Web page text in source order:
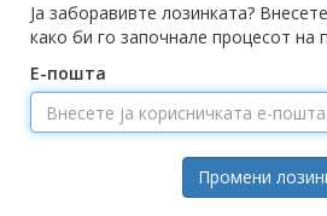
Ја заборавивте лозинката?
како би го започнале процесот на
Е-пошта
Промени